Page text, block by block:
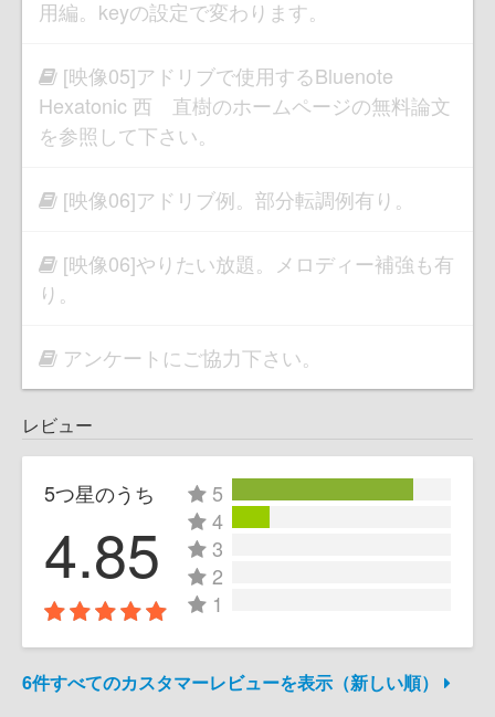
用編。keyの設定で変わります。
[映像05]アドリブで使用するBluenote
Hexatonic 西 直樹のホームページの無料論文
を参照して下さい。
[映像06]アドリブ例。部分転調例有り。
[映像06]やりたい放題。メロディー補強も有
り。
アンケートにご協力下さい。
レビュー
5つ星のうち
4.85
5
4
3
2
1
6件すべてのカスタマーレビューを表示（新しい順）